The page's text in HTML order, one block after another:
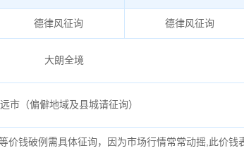
德律风征询 德律风征询
大朗全境
市（偏僻地域及县城请征询）
价钱破例需具体征询，因为市场行情常常动摇,此价钱